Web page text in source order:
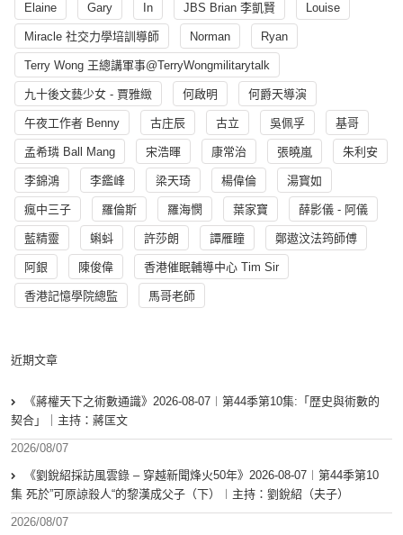
Elaine Gary In JBS Brian 李凱賢 Louise
Miracle 社交力學培訓導師 Norman Ryan
Terry Wong 王總講軍事@TerryWongmilitarytalk
九十後文藝少女 - 賈雅緻 何啟明 何爵天導演
午夜工作者 Benny 古庄辰 古立 吳佩孚 基哥
孟希璘 Ball Mang 宋浩暉 康常治 張曉嵐 朱利安
李錦鴻 李鑑峰 梁天琦 楊偉倫 湯寳如
瘋中三子 羅倫斯 羅海憫 葉家寶 薛影儀 - 阿儀
藍精靈 蝌蚪 許莎朗 譚雁瞳 鄭遨汶法筠師傅
阿銀 陳俊偉 香港催眠輔導中心 Tim Sir
香港記憶學院總監 馬哥老師
近期文章
《蔣權天下之術數通識》2026-08-07︱第44季第10集:「歴史與術數的
契合」｜主持：蔣匡文
2026/08/07
《劉銳紹採訪風雲錄 – 穿越新聞烽火50年》2026-08-07︱第44季第10
集 死於”可原諒殺人“的黎漢成父子（下）︱主持：劉銳紹（夫子）
2026/08/07